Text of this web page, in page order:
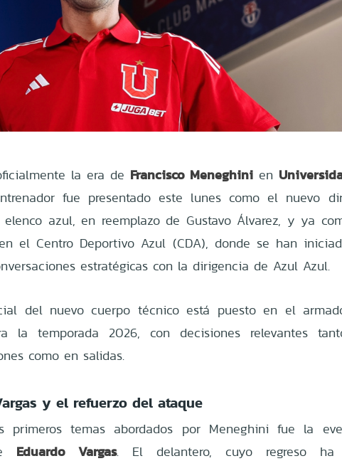
la era de Francisco Meneghini en
fue presentado este lunes como el nuevo
azul, en reemplazo de Gustavo Álvarez, y ya
el Centro Deportivo Azul (CDA), donde se han
estratégicas con la dirigencia de Azul Azul.
del nuevo cuerpo técnico está puesto en el
la temporada 2026, con decisiones relevantes
como en salidas.
y el refuerzo del ataque
primeros temas abordados por Meneghini fue la
Eduardo Vargas. El delantero, cuyo regreso ha